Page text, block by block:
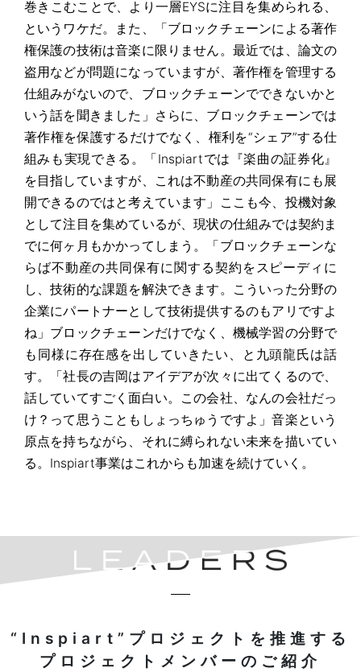
巻きこむことで、より一層EYSに注目を集められる、
というワケだ。また、「ブロックチェーンによる著作
権保護の技術は音楽に限りません。最近では、論文の
盗用などが問題になっていますが、著作権を管理する
仕組みがないので、ブロックチェーンでできないかと
いう話を聞きました」さらに、ブロックチェーンでは
著作権を保護するだけでなく、権利を“シェア”する仕
組みも実現できる。「Inspiartでは『楽曲の証券化』
を目指していますが、これは不動産の共同保有にも展
開できるのではと考えています」ここも今、投機対象
として注目を集めているが、現状の仕組みでは契約ま
でに何ヶ月もかかってしまう。「ブロックチェーンな
らば不動産の共同保有に関する契約をスピーディに
し、技術的な課題を解決できます。こういった分野の
企業にパートナーとして技術提供するのもアリですよ
ね」ブロックチェーンだけでなく、機械学習の分野で
も同様に存在感を出していきたい、と九頭龍氏は話
す。「社長の吉岡はアイデアが次々に出てくるので、
話していてすごく面白い。この会社、なんの会社だっ
け？って思うこともしょっちゅうですよ」音楽という
原点を持ちながら、それに縛られない未来を描いてい
る。Inspiart事業はこれからも加速を続けていく。
“Inspiart”プロジェクトを推進する
プロジェクトメンバーのご紹介